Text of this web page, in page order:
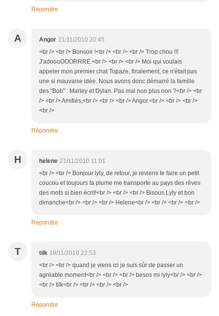
Répondre
A Angor 21/11/2010 20:45
<br /> <br /> Bonsoir !<br /> <br /> <br /> Trop chou !!!
J'adoooOOORRRE.<br /> <br /> <br /> Moi qui voulais
appeler mon premier chat Topaze, finalement, ce n'était pas
une si mauvaise idée. Nous avons donc démarré la famille
des "Bob" : Marley et Dylan. Pas mal non plus non ?<br /> <br
/> <br /> Amitiés,<br /> <br /> <br /> Angor.<br /> <br /> <br />
<br />
Répondre
H helene 21/11/2010 11:01
<br /> <br /> Bonjour lyly, de retour, je reviens te faire un petit
coucou et toujours ta plume me transporte au pays des rêves
des mots si bien écrit!<br /> <br /> <br /> Bisous Lyly et bon
dimanche<br /> <br /> <br /> Helene<br /> <br /> <br /> <br />
Répondre
T tilk 19/11/2010 22:53
<br /> <br /> quand je viens ici je suis sûr de passer un
agréable moment<br /> <br /> <br /> besos mi lyly<br /> <br />
<br /> tilk<br /> <br /> <br /> <br />
Répondre